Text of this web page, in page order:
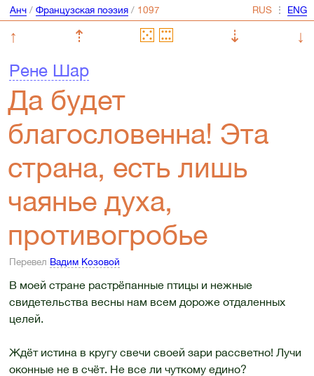
Анч/ Французская поэзия/ ⋮
↑ ⇡ ⇣
↓
Рене Шар
Да будет
благословенна! Эта
страна, есть лишь
чаянье духа,
противогробье
Перевел Вадим Козовой
В моей стране растрёпанные птицы и нежные
свидетельства весны нам всем дороже отдаленных
целей.
Ждёт истина в кругу свечи своей зари рассветно! Лучи
оконные не в счёт. Не все ли чуткому едино?